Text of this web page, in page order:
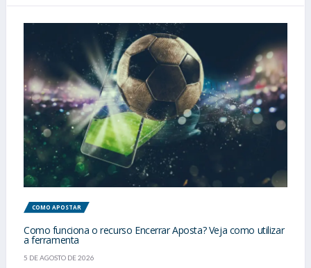
COMO APOSTAR
Como funciona o recurso Encerrar Aposta? Veja como utilizar
a ferramenta
5 DE AGOSTO DE 2026